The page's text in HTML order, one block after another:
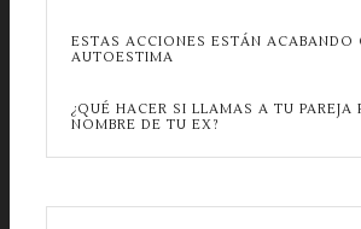
ESTAS ACCIONES ESTÁN ACABANDO
AUTOESTIMA
¿QUÉ HACER SI LLAMAS A TU PAREJA
NOMBRE DE TU EX?